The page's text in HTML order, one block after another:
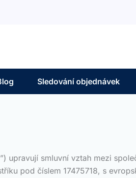
Sledování objednávek
upravují smluvní vztah mezi
pod číslem 17475718, s